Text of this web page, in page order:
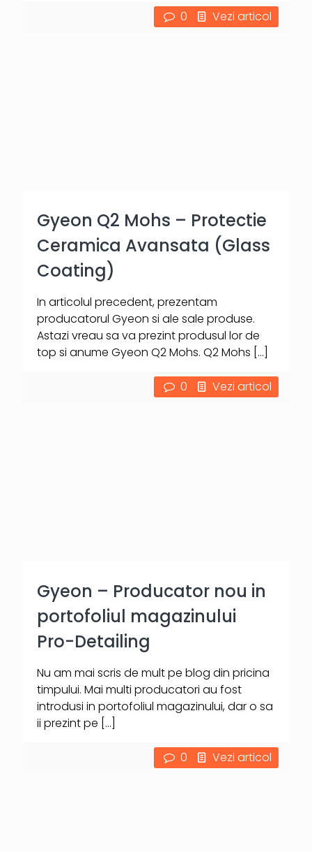
0 Vezi articol
Gyeon Q2 Mohs – Protectie
Ceramica Avansata (Glass
Coating)
In articolul precedent, prezentam
producatorul Gyeon si ale sale produse.
Astazi vreau sa va prezint produsul lor de
top si anume Gyeon Q2 Mohs. Q2 Mohs […]
0 Vezi articol
Gyeon – Producator nou in
portofoliul magazinului
Pro-Detailing
Nu am mai scris de mult pe blog din pricina
timpului. Mai multi producatori au fost
introdusi in portofoliul magazinului, dar o sa
ii prezint pe […]
0 Vezi articol